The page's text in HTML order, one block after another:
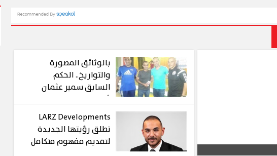
بالوثائق المصورة
والتواريخ.. الحكم
السابق سمير عثمان
يُزيف التاريخ ويمنح
"أكاديمية وليد شعبان" لـ
عصام عبد الفتاح!
LARZ Developments
تطلق رؤيتها الجديدة
لتقديم مفهوم متكامل